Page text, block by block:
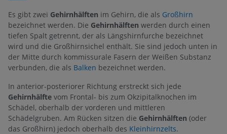
Es gibt zwei Gehirnhälften im Gehirn, die als Großhirn
bezeichnet werden. Die Gehirnhälften werden durch einen
tiefen Spalt getrennt, der als Längshirnfurche bezeichnet
wird und die Großhirnsichel enthält. Sie sind jedoch unten in
der Mitte durch kommissurale Fasern der Weißen Substanz
verbunden, die als Balken bezeichnet werden.
In anterior-posteriorer Richtung erstreckt sich jede
Gehirnhälfte vom Frontal- bis zum Okzipitalknochen im
Schädel, oberhalb der vorderen und mittleren
Schädelgruben. Am Rücken sitzen die Gehirnhälften (oder
das Großhirn) jedoch oberhalb des Kleinhirnzelts.